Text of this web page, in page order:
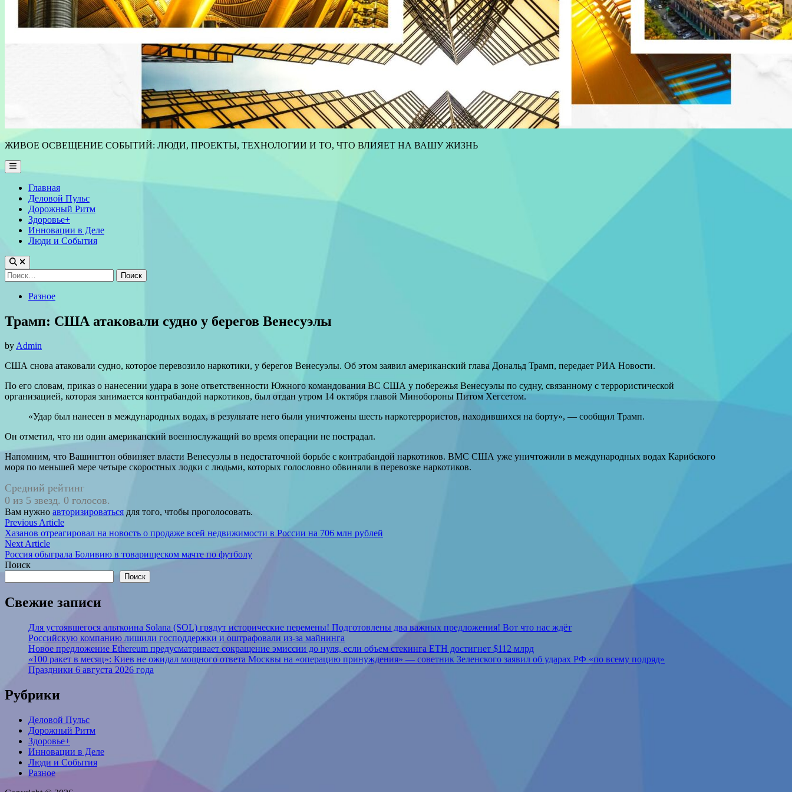
ЖИВОЕ ОСВЕЩЕНИЕ СОБЫТИЙ: ЛЮДИ, ПРОЕКТЫ, ТЕХНОЛОГИИ И ТО, ЧТО ВЛИЯЕТ НА ВАШУ ЖИЗНЬ
Main
Menu
Главная
Деловой Пульс
Дорожный Ритм
Здоровье+
Инновации в Деле
Люди и События
Найти:
PostedРазное
Трамп: США атаковали судно у берегов Венесуэлы
byAdmin
США снова атаковали судно, которое перевозило наркотики, у берегов Венесуэлы. Об этом заявил американский глава Дональд Трамп, передает РИА Новости.
По его словам, приказ о нанесении удара в зоне ответственности Южного командования ВС США у побережья Венесуэлы по судну, связанному с террористической
организацией, которая занимается контрабандой наркотиков, был отдан утром 14 октября главой Минобороны Питом Хегсетом.
«Удар был нанесен в международных водах, в результате него были уничтожены шесть наркотеррористов, находившихся на борту», — сообщил Трамп.
Он отметил, что ни один американский военнослужащий во время операции не пострадал.
Напомним, что Вашингтон обвиняет власти Венесуэлы в недостаточной борьбе с контрабандой наркотиков. ВМС США уже уничтожили в международных водах Карибского
моря по меньшей мере четыре скоростных лодки с людьми, которых голословно обвиняли в перевозке наркотиков.
Средний рейтинг
0 из 5 звезд. 0 голосов.
Вам нужно авторизироваться для того, чтобы проголосовать.
Навигация
по
записям
Previous ArticlePrevious
article:
Хазанов отреагировал на новость о продаже всей недвижимости в России на 706 млн рублей
Next ArticleNext
article:
Россия обыграла Боливию в товарищеском мачте по футболу
Поиск
Поиск
Свежие записи
Для устоявшегося альткоина Solana (SOL) грядут исторические перемены! Подготовлены два важных предложения! Вот что нас ждёт
Российскую компанию лишили господдержки и оштрафовали из-за майнинга
Новое предложение Ethereum предусматривает сокращение эмиссии до нуля, если объем стекинга ETH достигнет $112 млрд
«100 ракет в месяц»: Киев не ожидал мощного ответа Москвы на «операцию принуждения» — советник Зеленского заявил об ударах РФ «по всему подряд»
Праздники 6 августа 2026 года
Рубрики
Деловой Пульс
Дорожный Ритм
Здоровье+
Инновации в Деле
Люди и События
Разное